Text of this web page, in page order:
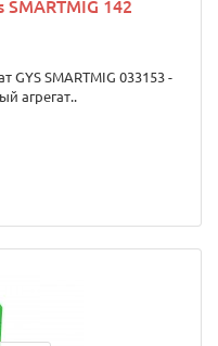
142
SMARTMIG 033153 -
агрегат..